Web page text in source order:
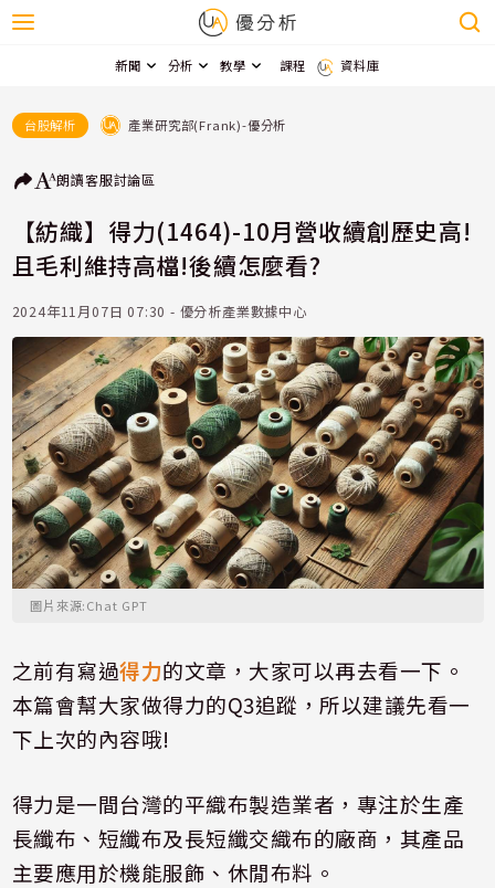
新聞 分析 教學 課程 資料庫
台股解析 產業研究部(Frank)-優分析
朗讀客服討論區
【紡織】得力(1464)-10月營收續創歷史高!
且毛利維持高檔!後續怎麼看?
2024年11月07日 07:30 - 優分析產業數據中心
圖片來源:Chat GPT
之前有寫過得力的文章，大家可以再去看一下。
本篇會幫大家做得力的Q3追蹤，所以建議先看一
下上次的內容哦!
得力是一間台灣的平織布製造業者，專注於生產
長纖布、短纖布及長短纖交織布的廠商，其產品
主要應用於機能服飾、休閒布料。